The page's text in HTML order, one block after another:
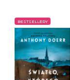
BESTSELLERY